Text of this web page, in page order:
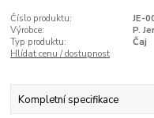
Číslo produktu:
JE-
Výrobce:
P.
Typ produktu:
Čaj
Hlídat cenu / dostupnost
Kompletní specifikace